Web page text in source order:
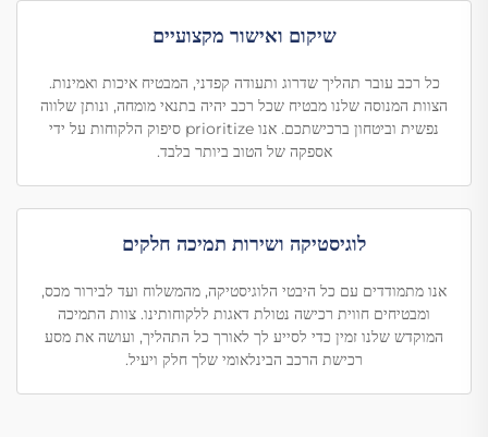
שיקום ואישור מקצועיים
כל רכב עובר תהליך שדרוג ותעודה קפדני, המבטיח איכות ואמינות.
הצוות המנוסה שלנו מבטיח שכל רכב יהיה בתנאי מומחה, ונותן שלווה
נפשית וביטחון ברכישתכם. אנו prioritize סיפוק הלקוחות על ידי
אספקה של הטוב ביותר בלבד.
לוגיסטיקה ושירות תמיכה חלקים
אנו מתמודדים עם כל היבטי הלוגיסטיקה, מהמשלוח ועד לבירור מכס,
ומבטיחים חווית רכישה נטולת דאגות ללקוחותינו. צוות התמיכה
המוקדש שלנו זמין כדי לסייע לך לאורך כל התהליך, ועושה את מסע
רכישת הרכב הבינלאומי שלך חלק ויעיל.